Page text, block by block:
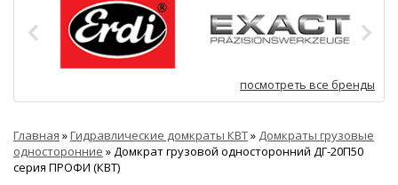
посмотреть все бренды
Главная »Гидравлические домкраты КВТ» Домкраты грузовые
односторонние » Домкрат грузовой односторонний ДГ-20П50
серия ПРОФИ (КВТ)